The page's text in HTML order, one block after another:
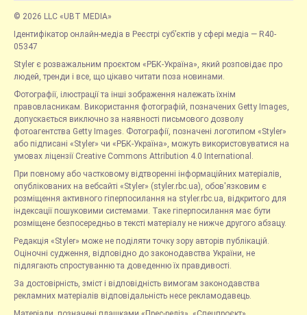
© 2026 LLC «UBT MEDIA»
Ідентифікатор онлайн-медіа в Реєстрі суб’єктів у сфері медіа — R40-
05347
Styler є розважальним проєктом «РБК-Україна», який розповідає про
людей, тренди і все, що цікаво читати поза новинами.
Фотографії, ілюстрації та інші зображення належать їхнім
правовласникам. Використання фотографій, позначених Getty Images,
допускається виключно за наявності письмового дозволу
фотоагентства Getty Images. Фотографії, позначені логотипом «Styler»
або підписані «Styler» чи «РБК-Україна», можуть використовуватися на
умовах ліцензії Creative Commons Attribution 4.0 International.
При повному або частковому відтворенні інформаційних матеріалів,
опублікованих на вебсайті «Styler» (styler.rbc.ua), обов'язковим є
розміщення активного гіперпосилання на styler.rbc.ua, відкритого для
індексації пошуковими системами. Таке гіперпосилання має бути
розміщене безпосередньо в тексті матеріалу не нижче другого абзацу.
Редакція «Styler» може не поділяти точку зору авторів публікацій.
Оціночні судження, відповідно до законодавства України, не
підлягають спростуванню та доведенню їх правдивості.
За достовірність, зміст і відповідність вимогам законодавства
рекламних матеріалів відповідальність несе рекламодавець.